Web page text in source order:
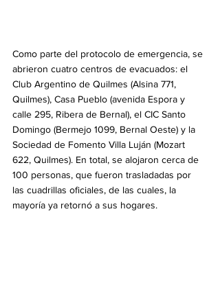
Como parte del protocolo de emergencia, se
abrieron cuatro centros de evacuados: el
Club Argentino de Quilmes (Alsina 771,
Quilmes), Casa Pueblo (avenida Espora y
calle 295, Ribera de Bernal), el CIC Santo
Domingo (Bermejo 1099, Bernal Oeste) y la
Sociedad de Fomento Villa Luján (Mozart
622, Quilmes). En total, se alojaron cerca de
100 personas, que fueron trasladadas por
las cuadrillas oficiales, de las cuales, la
mayoría ya retornó a sus hogares.